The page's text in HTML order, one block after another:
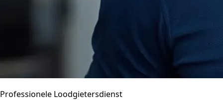
Professionele Loodgietersdienst